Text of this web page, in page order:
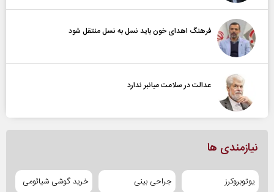
فرهنگ اهدای خون باید نسل به نسل منتقل شود
عدالت در سلامت میانبر ندارد
نیازمندی ها
یوتوبروکرز جراحی بینی خرید گوشی شیائومی